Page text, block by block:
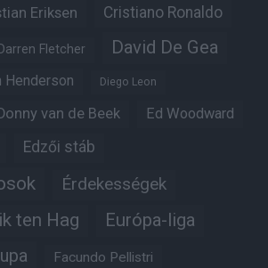
Eriksen Cristiano Ronaldo
Darren Fletcher David De Gea
Henderson Diego Leon
van de Beek Ed Woodward
Edzői stáb
Érdekességek
ten Hag Európa-liga
Facundo Pellistri